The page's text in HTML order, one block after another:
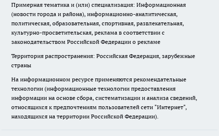
Примерная тематика и (или) специализация: Информационная
(новости города и района), информационно-аналитическая,
политическая, образовательная, спортивная, развлекательная,
культурно-просветительская, реклама в соответствии с
законодательством Российской Федерации о рекламе
Территория распространения: Российская Федерация, зарубежные
страны
На информационном ресурсе применяются рекомендательные
технологии (информационные технологии предоставления
информации на основе сбора, систематизации и анализа сведений,
относящихся к предпочтениям пользователей сети "Интернет",
находящихся на территории Российской Федерации).